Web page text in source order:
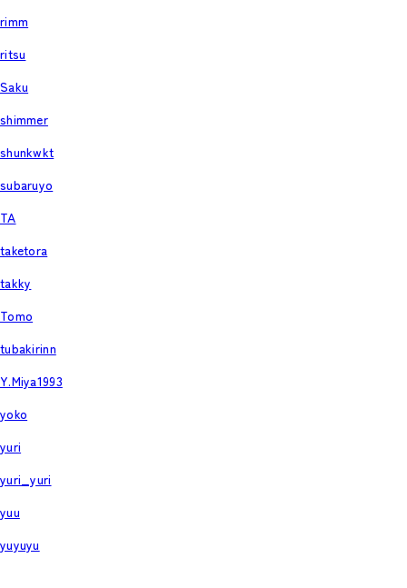
rimm
ritsu
Saku
shimmer
shunkwkt
subaruyo
TA
taketora
takky
Tomo
tubakirinn
Y.Miya1993
yoko
yuri
yuri_yuri
yuu
yuyuyu